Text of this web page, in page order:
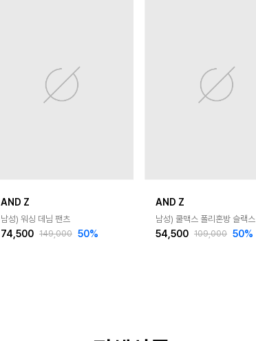
AND Z
남성) 워싱 데님 팬츠
74,500 149,000 50%
AND Z
남성) 쿨맥스 폴리혼방 슬랙스
54,500 109,000 50%